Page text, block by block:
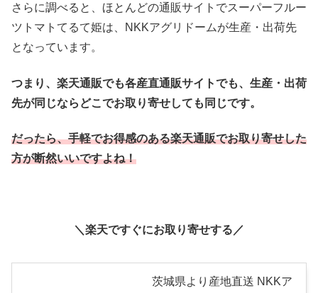
さらに調べると、ほとんどの通販サイトでスーパーフルー
ツトマトてるて姫は、NKKアグリドームが生産・出荷先
となっています。
つまり、楽天通販でも各産直通販サイトでも、生産・出荷
先が同じならどこでお取り寄せしても同じです。
だったら、手軽でお得感のある楽天通販でお取り寄せした
方が断然いいですよね！
＼楽天ですぐにお取り寄せする／
茨城県より産地直送 NKKア